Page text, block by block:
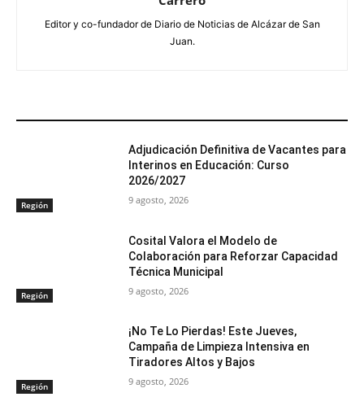
Editor y co-fundador de Diario de Noticias de Alcázar de San
Juan.
Región
Adjudicación Definitiva de Vacantes para
Interinos en Educación: Curso
2026/2027
9 agosto, 2026
Región
Cosital Valora el Modelo de
Colaboración para Reforzar Capacidad
Técnica Municipal
9 agosto, 2026
Región
¡No Te Lo Pierdas! Este Jueves,
Campaña de Limpieza Intensiva en
Tiradores Altos y Bajos
9 agosto, 2026